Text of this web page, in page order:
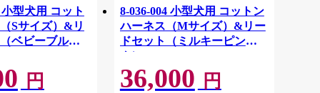
型犬用 コット
Sサイズ）&リ
ベビーブル
円
8-036-004 小型犬用 コットン
ハーネス（Mサイズ）&リー
ドセット（ミルキーピン
ク）
36,000 円